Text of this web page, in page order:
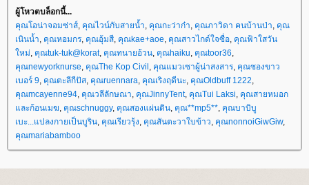
ผู้โหวตบล็อกนี้...
คุณโอน่าจอมซ่าส์, คุณไวน์กับสายน้ำ, คุณกะว่าก๋า, คุณภาวิดา คนบ้านป่า, คุณ
เนินน้ำ, คุณหอมกร, คุณอุ้มสี, คุณkae+aoe, คุณสาวไกด์ใจซื่อ, คุณฟ้าใสวัน
หม่, คุณtuk-tuk@korat, คุณทนายอ้วน, คุณhaiku, คุณtoor36,
คุณnewyorknurse, คุณThe Kop Civil , คุณแมวเซาผู้น่าสงสาร, คุณซองขาว
เบอร์ 9, คุณตะลีกีปัส, คุณruennara, คุณเริงฤดีนะ, คุณOldbuff 1222,
คุณmcayenne94, คุณวลีลักษณา, คุณJinnyTent, คุณTui Laksi, คุณสายหมอก
ละก้อนเมฆ, คุณschnuggy, คุณสองแผ่นดิน, คุณ**mp5**, คุณบาบิบู
เบะ...แปลงกายเป็นบูริน, คุณเรียวรุ้ง, คุณสันตะวาใบข้าว, คุณnonnoiGiwGiw,
คุณmariabamboo